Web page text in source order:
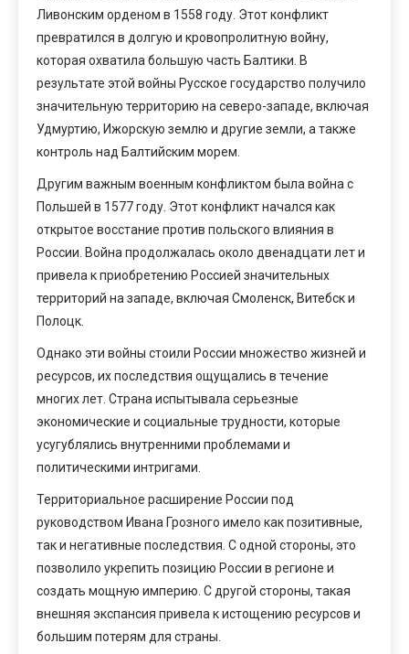
Ливонским орденом в 1558 году. Этот конфликт
превратился в долгую и кровопролитную войну,
которая охватила большую часть Балтики. В
результате этой войны Русское государство получило
значительную территорию на северо-западе, включая
Удмуртию, Ижорскую землю и другие земли, а также
контроль над Балтийским морем.
Другим важным военным конфликтом была война с
Польшей в 1577 году. Этот конфликт начался как
открытое восстание против польского влияния в
России. Война продолжалась около двенадцати лет и
привела к приобретению Россией значительных
территорий на западе, включая Смоленск, Витебск и
Полоцк.
Однако эти войны стоили России множество жизней и
ресурсов, их последствия ощущались в течение
многих лет. Страна испытывала серьезные
экономические и социальные трудности, которые
усугублялись внутренними проблемами и
политическими интригами.
Территориальное расширение России под
руководством Ивана Грозного имело как позитивные,
так и негативные последствия. С одной стороны, это
позволило укрепить позицию России в регионе и
создать мощную империю. С другой стороны, такая
внешняя экспансия привела к истощению ресурсов и
большим потерям для страны.